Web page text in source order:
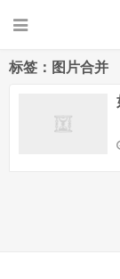
标签：图片合并